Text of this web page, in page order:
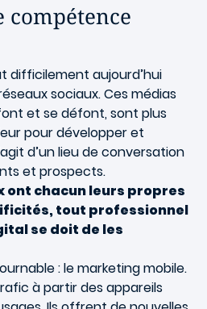
compétence
difficilement aujourd’hui
sociaux. Ces médias
et se défont, sont plus
pour développer et
d’un lieu de conversation
et prospects.
ont chacun leurs propres
tout professionnel
se doit de les
: le marketing mobile.
à partir des appareils